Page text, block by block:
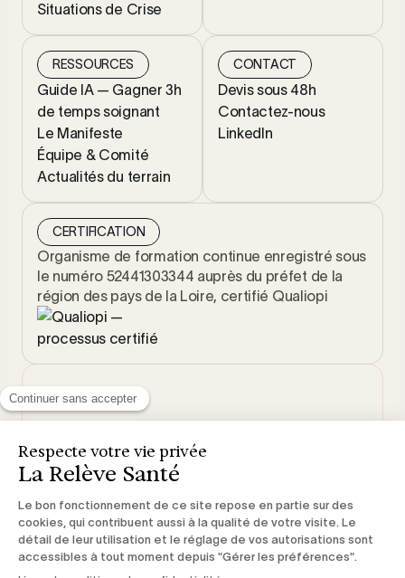
Situations de Crise
RESSOURCES
Guide IA — Gagner 3h
de temps soignant
Le Manifeste
Équipe & Comité
Actualités du terrain
CONTACT
Devis sous 48h
Contactez-nous
LinkedIn
CERTIFICATION
Organisme de formation continue enregistré sous
le numéro 52441303344 auprès du préfet de la
région des pays de la Loire, certifié Qualiopi
© 2026 La Relève Santé. Tous droits réservés.
Mentions
CGV & Règlement
Politique de